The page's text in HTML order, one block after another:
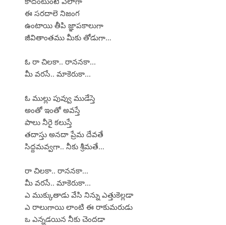
ఈ సరదాలె నిజంగ
ఉంటాయి తీపి జ్ఞాపకాలుగా
జీవితాంతము మీకు తోడుగా…
ఓ రా చిలకా.. రాననకా...
మీ వరసే.. మాకెరుకా...
ఓ ముల్లు పువ్వు ముడేస్తె
అంతో ఇంతో అవస్తే
పాలు నీరై కలుస్తే
తదాస్తు అనదా ప్రేమ దేవతే
సిద్దమవ్వగా.. నీకు శ్రీమతే…
రా చిలకా.. రాననకా...
మీ వరసే.. మాకెరుకా...
ఎ ముక్కుతాడు వేసి నిన్ను ఎత్తుకెల్లడా
ఎ రాలుగాయి లాంటి ఈ రాకుమరుడు
ఒ ఎన్నడయిన నీకు చెందడా